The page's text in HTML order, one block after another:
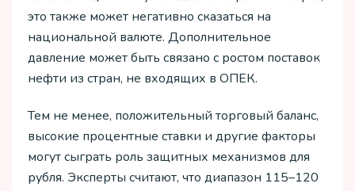
это также может негативно сказаться на
национальной валюте. Дополнительное
давление может быть связано с ростом поставок
нефти из стран, не входящих в ОПЕК.
Тем не менее, положительный торговый баланс,
высокие процентные ставки и другие факторы
могут сыграть роль защитных механизмов для
рубля. Эксперты считают, что диапазон 115–120